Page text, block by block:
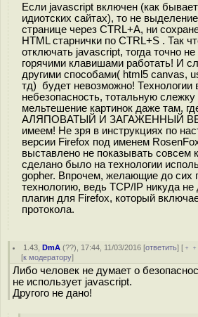
Если javascript включен (как
идиотских сайтах), то не
странице через CTRL+A, ни
HTML старнички по CTRL+S . Так
отключать javascript, тогда точно
горячими клавишами работать! И
другими способами( html5 canvas,
тд) будет невозможно! Технологии
небезопасность, тотальную
мельтешение картинок даже там,
АЛЯПОВАТЫЙ И ЗАГАЖЕННЫЙ
имеем! Не зря в инструкциях по
версии Firefox под именем
выставлено не показывать совсем
сделано было на технологии
gopher. Впрочем, желающие до сих
технологию, ведь TCP/IP никуда
плагин для Firefox, который
протокола.
1.43 ,DmA (??), 17:44, 11/03/2016 [ответить] [
[к модератору]
Либо человек не думает о
не использует javascript.
Другого не дано!